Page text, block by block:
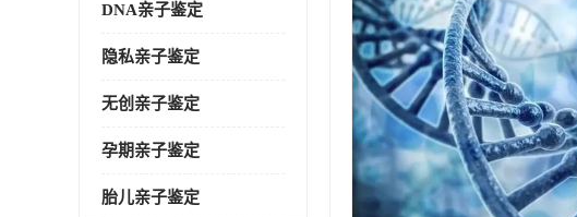
DNA亲子鉴定
隐私亲子鉴定
无创亲子鉴定
孕期亲子鉴定
胎儿亲子鉴定